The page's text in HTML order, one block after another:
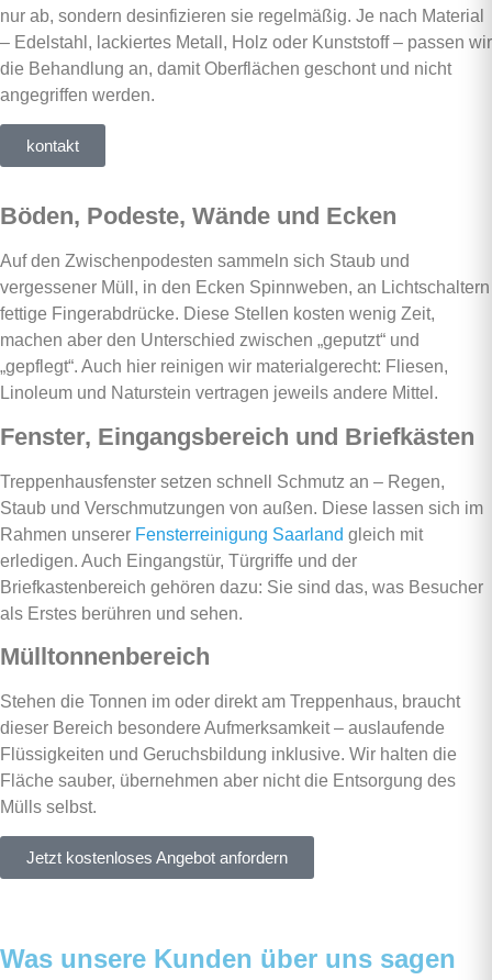
nur ab, sondern desinfizieren sie regelmäßig. Je nach Material
– Edelstahl, lackiertes Metall, Holz oder Kunststoff – passen wir
die Behandlung an, damit Oberflächen geschont und nicht
angegriffen werden.
kontakt
Böden, Podeste, Wände und Ecken
Auf den Zwischenpodesten sammeln sich Staub und
vergessener Müll, in den Ecken Spinnweben, an Lichtschaltern
fettige Fingerabdrücke. Diese Stellen kosten wenig Zeit,
machen aber den Unterschied zwischen „geputzt“ und
„gepflegt“. Auch hier reinigen wir materialgerecht: Fliesen,
Linoleum und Naturstein vertragen jeweils andere Mittel.
Fenster, Eingangsbereich und Briefkästen
Treppenhausfenster setzen schnell Schmutz an – Regen,
Staub und Verschmutzungen von außen. Diese lassen sich im
Rahmen unserer Fensterreinigung Saarland gleich mit
erledigen. Auch Eingangstür, Türgriffe und der
Briefkastenbereich gehören dazu: Sie sind das, was Besucher
als Erstes berühren und sehen.
Mülltonnenbereich
Stehen die Tonnen im oder direkt am Treppenhaus, braucht
dieser Bereich besondere Aufmerksamkeit – auslaufende
Flüssigkeiten und Geruchsbildung inklusive. Wir halten die
Fläche sauber, übernehmen aber nicht die Entsorgung des
Mülls selbst.
Jetzt kostenloses Angebot anfordern
Was unsere Kunden über uns sagen